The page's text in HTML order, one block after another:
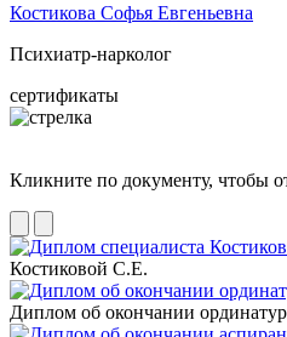
Костикова Софья Евгеньевна
Психиатр-нарколог
сертификаты
Кликните по документу, чтобы
Костиковой С.Е.
Диплом об окончании